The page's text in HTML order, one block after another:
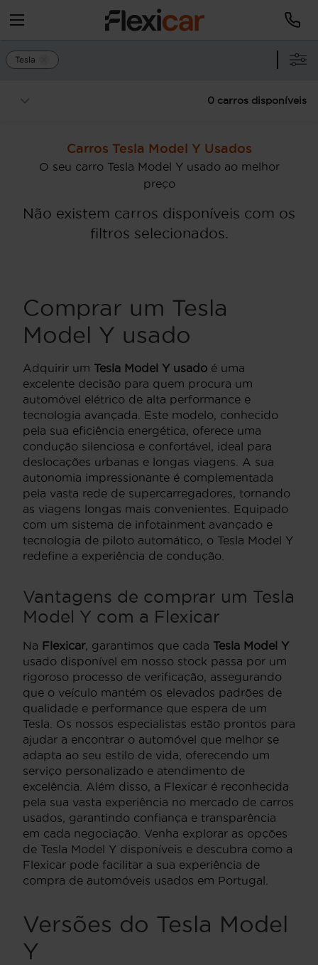
Tesla
0 carros disponíveis
Carros Tesla Model Y Usados
O seu carro Tesla Model Y usado ao melhor
preço
Não existem carros disponíveis com os
filtros selecionados.
Comprar um Tesla
Model Y usado
Adquirir um Tesla Model Y usado é uma
excelente decisão para quem procura um
automóvel elétrico de alta performance e
tecnologia avançada. Este modelo, conhecido
pela sua eficiência energética, oferece uma
condução silenciosa e confortável, ideal para
deslocações urbanas e longas viagens. A sua
autonomia impressionante é complementada
pela vasta rede de supercarregadores, tornando
as viagens longas mais convenientes. Equipado
com um sistema de infotainment avançado e
tecnologia de piloto automático, o Tesla Model Y
redefine a experiência de condução.
Vantagens de comprar um Tesla
Model Y com a Flexicar
Na Flexicar, garantimos que cada Tesla Model Y
usado disponível em nosso stock passa por um
rigoroso processo de verificação, assegurando
que o veículo mantém os elevados padrões de
qualidade e performance que espera de um
Tesla. Os nossos especialistas estão prontos para
ajudar a encontrar o automóvel que melhor se
adapta ao seu estilo de vida, oferecendo um
serviço personalizado e atendimento de
excelência. Além disso, a Flexicar é reconhecida
pela sua vasta experiência no mercado de carros
usados, garantindo confiança e transparência
em cada negociação. Venha explorar as opções
de Tesla Model Y disponíveis e descubra como a
Flexicar pode facilitar a sua experiência de
compra de automóveis usados em Portugal.
Versões do Tesla Model
Y